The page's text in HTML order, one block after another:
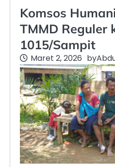
Komsos
TMMD Reguler
1015/Sampit
Maret 2, 2026 by